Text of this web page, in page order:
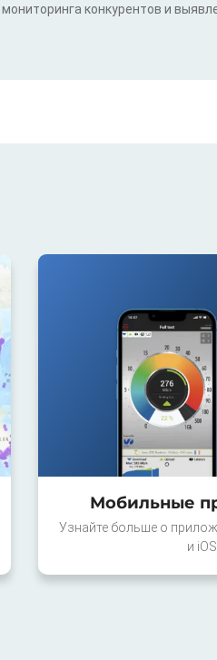
конкурентов и
Мобильные
Узнайте больше о
и iOS